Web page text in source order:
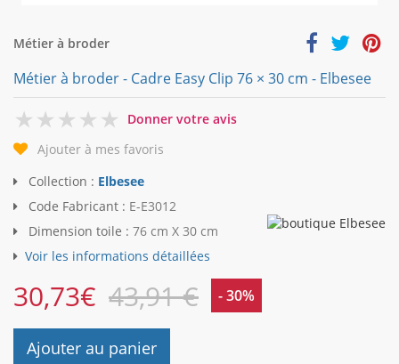
Métier à broder
Métier à broder - Cadre Easy Clip 76 × 30 cm - Elbesee
0
Donner votre avis
Ajouter à mes favoris
Collection : Elbesee
Code Fabricant : E-E3012
Dimension toile : 76 cm X 30 cm
Voir les informations détaillées
30,73€ 43,91 € - 30%
Ajouter au panier